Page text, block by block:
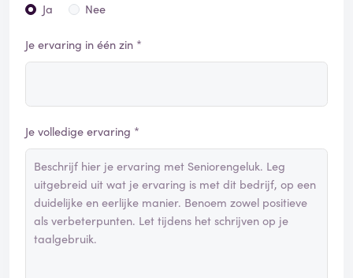
Ja
Nee
Je ervaring in één zin *
Je volledige ervaring *